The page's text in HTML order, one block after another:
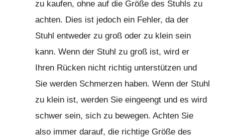
zu kaufen, ohne auf die Größe des Stuhls zu
achten. Dies ist jedoch ein Fehler, da der
Stuhl entweder zu groß oder zu klein sein
kann. Wenn der Stuhl zu groß ist, wird er
Ihren Rücken nicht richtig unterstützen und
Sie werden Schmerzen haben. Wenn der Stuhl
zu klein ist, werden Sie eingeengt und es wird
schwer sein, sich zu bewegen. Achten Sie
also immer darauf, die richtige Größe des